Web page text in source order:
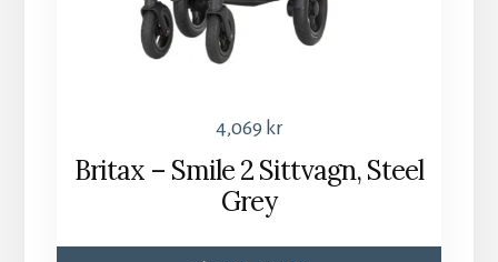
4,069 kr
Britax – Smile 2 Sittvagn, Steel
Grey